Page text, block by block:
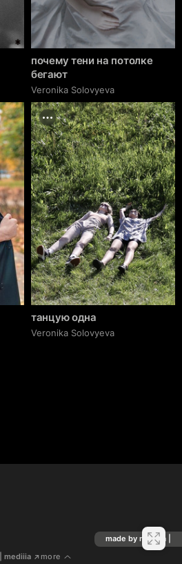
почему тени на потолке
бегают
Veronika Solovyeva
танцую одна
Veronika Solovyeva
made by mediiia |
| mediiia ↗more